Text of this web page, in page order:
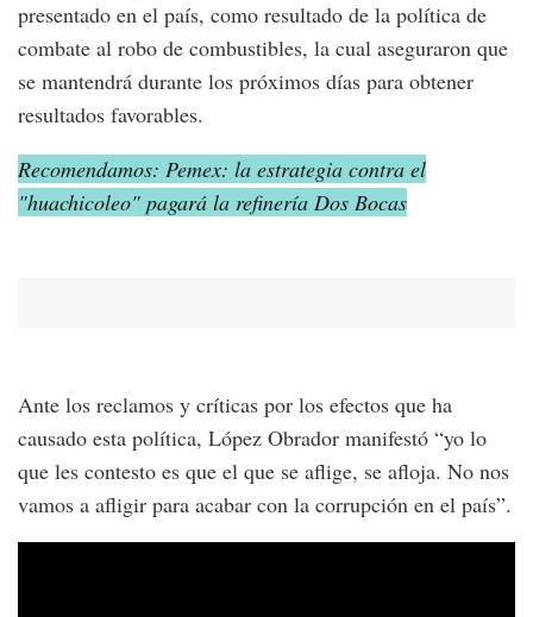
presentado en el país, como resultado de la política de
combate al robo de combustibles, la cual aseguraron que
se mantendrá durante los próximos días para obtener
resultados favorables.
Recomendamos: Pemex: la estrategia contra el
"huachicoleo" pagará la refinería Dos Bocas
Ante los reclamos y críticas por los efectos que ha
causado esta política, López Obrador manifestó “yo lo
que les contesto es que el que se aflige, se afloja. No nos
vamos a afligir para acabar con la corrupción en el país”.